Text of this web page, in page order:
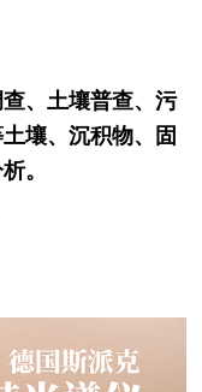
、土壤普查、污
壤、沉积物、固
。